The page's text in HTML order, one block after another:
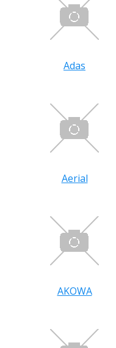
Adas
Aerial
AKOWA